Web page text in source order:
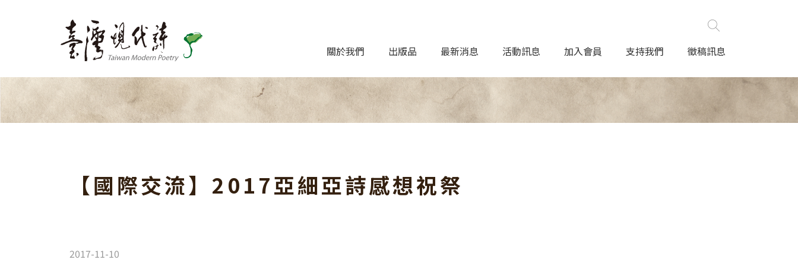
出版品
最新消息
協會活動
關於我們 出版品 最新消息 活動訊息 加入會員 支持我們 徵稿訊息
【國際交流】2017亞細亞詩感想祝祭
2017-11-10